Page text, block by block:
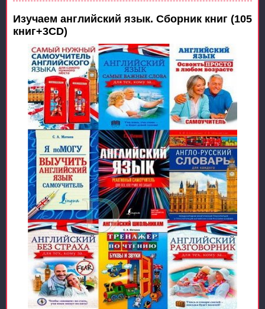
Изучаем английский язык. Сборник книг (105
книг+3CD)